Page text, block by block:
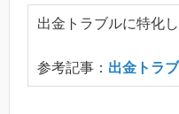
出金トラブルに特化
参考記事： 出金トラ